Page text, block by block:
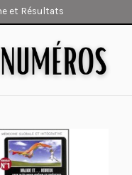
et Résultats